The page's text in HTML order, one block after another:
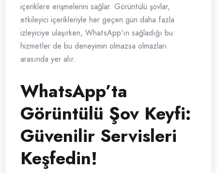
içeriklere erişmelerini sağlar. Görüntülü şovlar,
etkileyici içerikleriyle her geçen gün daha fazla
izleyiciye ulaşırken, WhatsApp'ın sağladığı bu
hizmetler de bu deneyimin olmazsa olmazları
arasında yer alır.
WhatsApp’ta
Görüntülü Şov Keyfi:
Güvenilir Servisleri
Keşfedin!